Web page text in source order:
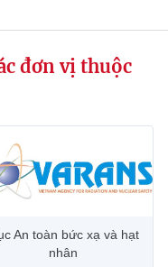
đơn vị thuộc
An toàn bức xạ và hạt
nhân